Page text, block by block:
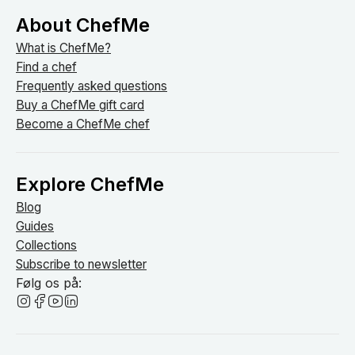
About ChefMe
What is ChefMe?
Find a chef
Frequently asked questions
Buy a ChefMe gift card
Become a ChefMe chef
Explore ChefMe
Blog
Guides
Collections
Subscribe to newsletter
Følg os på: